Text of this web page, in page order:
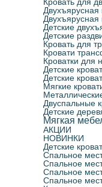
Двухъярусная
Двухъярусная
Детские
Детские
Кровать для
Кровати
Кроватки для
Детские
Детские
Мягкие
Двуспальные
Детские
Мягкая
АКЦИИ
НОВИНКИ
Детские
Спальное
Спальное
Спальное
Спальное
Детские кровати
Мягкие кровати
Кроватки для
Двуспальные кровати
Металлические
Кровать для троих детей
С подъемным
Молния Маквин
Детские стулья
Навесные полки для
Парты школьные
Кровать диван с
Кровать диван с
Кровать диван + ящик
Раскладные диваны и
Конверты для
Фотошторы